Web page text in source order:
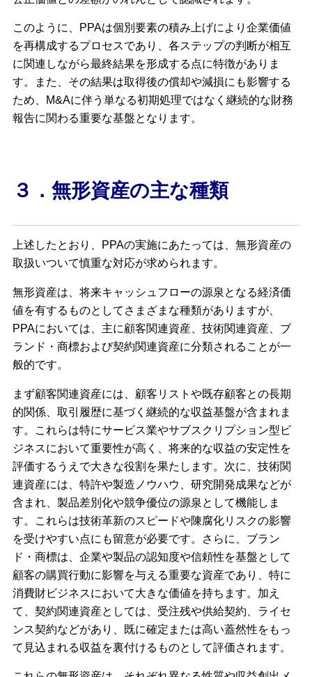
このように、PPAは個別要素の積み上げにより企業価値
を再構成するプロセスであり、各ステップの判断が相互
に関連しながら最終結果を形成する点に特徴がありま
す。また、その結果は取得後の償却や減損にも影響する
ため、M&Aに伴う単なる初期処理ではなく継続的な財務
報告に関わる重要な基盤となります。
３．無形資産の主な種類
上述したとおり、PPAの実施にあたっては、無形資産の
取扱いついて慎重な対応が求められます。
無形資産は、将来キャッシュフローの源泉となる経済価
値を有するものとしてさまざまな種類がありますが、
PPAにおいては、主に顧客関連資産、技術関連資産、ブ
ランド・商標および契約関連資産に分類されることが一
般的です。
まず顧客関連資産には、顧客リストや既存顧客との⾧期
的関係、取引履歴に基づく継続的な収益基盤が含まれま
す。これらは特にサービス業やサブスクリプション型ビ
ジネスにおいて重要性が高く、将来的な収益の安定性を
評価するうえで大きな役割を果たします。次に、技術関
連資産には、特許や製造ノウハウ、研究開発成果などが
含まれ、製品差別化や競争優位の源泉として機能しま
す。これらは技術革新のスピードや陳腐化リスクの影響
を受けやすい点にも留意が必要です。さらに、ブラン
ド・商標は、企業や製品の認知度や信頼性を基盤として
顧客の購買行動に影響を与える重要な資産であり、特に
消費財ビジネスにおいて大きな価値を持ちます。加え
て、契約関連資産としては、受注残や供給契約、ライセ
ンス契約などがあり、既に確定または高い蓋然性をもっ
て見込まれる収益を裏付けるものとして評価されます。